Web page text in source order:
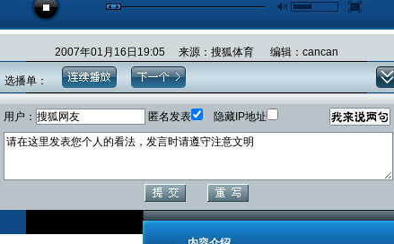
2007年01月16日19:05 来源：搜狐体育 编辑：cancan
选播单：
用户： 匿名发表 隐藏IP地址